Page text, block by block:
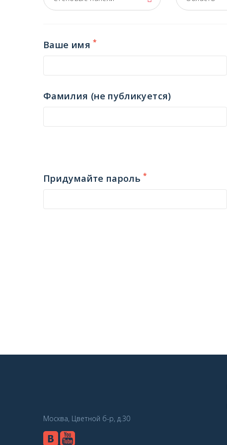
Ваше имя*
Фамилия (не публикуется)
Придумайте пароль*
Москва, Цветной б-р, д.30